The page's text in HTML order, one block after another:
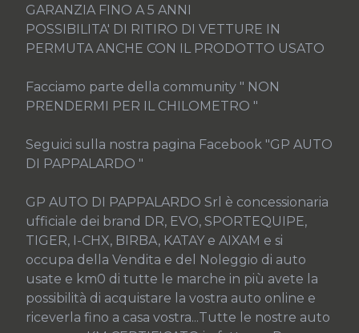
GARANZIA FINO A 5 ANNI
POSSIBILITA' DI RITIRO DI VETTURE IN
PERMUTA ANCHE CON IL PRODOTTO USATO
Facciamo parte della community " NON
PRENDERMI PER IL CHILOMETRO "
Seguici sulla nostra pagina Facebook "GP AUTO
DI PAPPALARDO "
GP AUTO DI PAPPALARDO Srl è concessionaria
ufficiale dei brand DR, EVO, SPORTEQUIPE,
TIGER, I-CHX, BIRBA, KATAY e AIXAM e si
occupa della Vendita e del Noleggio di auto
usate e km0 di tutte le marche in più avete la
possibilità di acquistare la vostra auto online e
riceverla fino a casa vostra...Tutte le nostre auto